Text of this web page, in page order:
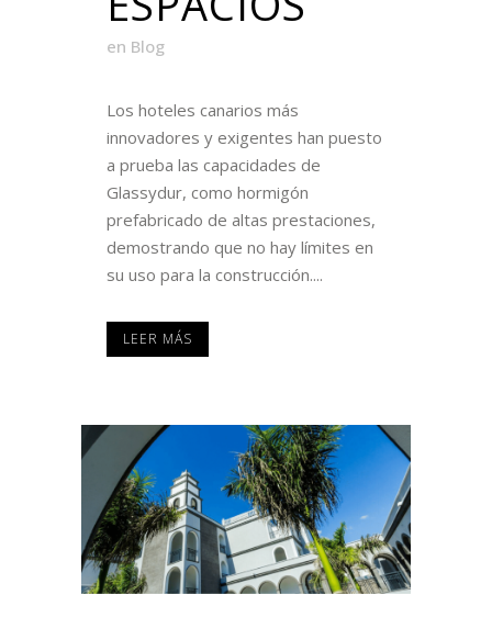
en Blog
Los hoteles canarios más
innovadores y exigentes han puesto
a prueba las capacidades de
Glassydur, como hormigón
prefabricado de altas prestaciones,
demostrando que no hay límites en
su uso para la construcción....
LEER MÁS